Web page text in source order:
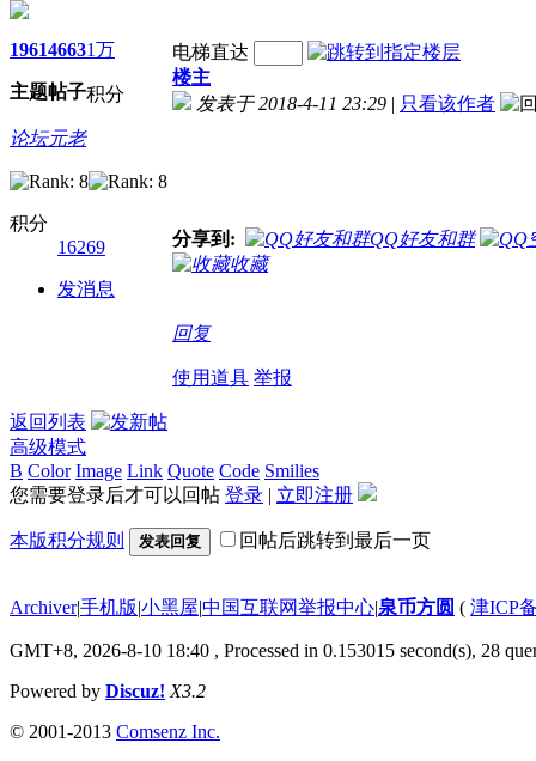
1961
主题
4663
帖子
1万
积分
论坛元老
积分
16269
发消息
电梯直达
楼主
发表于 2018-4-11 23:29 | 只看该作者
分享到:
QQ好友和群
收藏
回复
使用道具 举报
返回列表
高级模式
B Color Image Link Quote Code Smilies
您需要登录后才可以回帖 登录 | 立即注册
本版积分规则 发表回复 回帖后跳转到最后一页
Archiver|手机版|小黑屋|中国互联网举报中心|泉币方圆 ( 津ICP
GMT+8, 2026-8-10 18:40 , Processed in 0.153015 second(s), 28
Powered by Discuz! X3.2
© 2001-2013 Comsenz Inc.